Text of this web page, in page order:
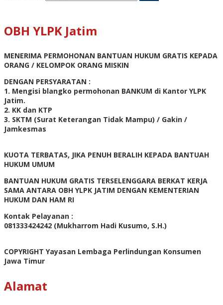
OBH YLPK Jatim
MENERIMA PERMOHONAN BANTUAN HUKUM GRATIS KEPADA
ORANG / KELOMPOK ORANG MISKIN
DENGAN PERSYARATAN :
1. Mengisi blangko permohonan BANKUM di Kantor YLPK
Jatim.
2. KK dan KTP
3. SKTM (Surat Keterangan Tidak Mampu) / Gakin /
Jamkesmas
KUOTA TERBATAS, JIKA PENUH BERALIH KEPADA BANTUAH
HUKUM UMUM
BANTUAN HUKUM GRATIS TERSELENGGARA BERKAT KERJA
SAMA ANTARA OBH YLPK JATIM DENGAN KEMENTERIAN
HUKUM DAN HAM RI
Kontak Pelayanan :
081333424242 (Mukharrom Hadi Kusumo, S.H.)
COPYRIGHT Yayasan Lembaga Perlindungan Konsumen
Jawa Timur
Alamat